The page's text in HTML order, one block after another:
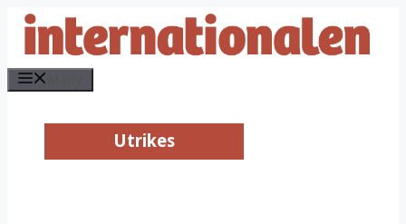
Hoppa
Utrikes
Utrikes